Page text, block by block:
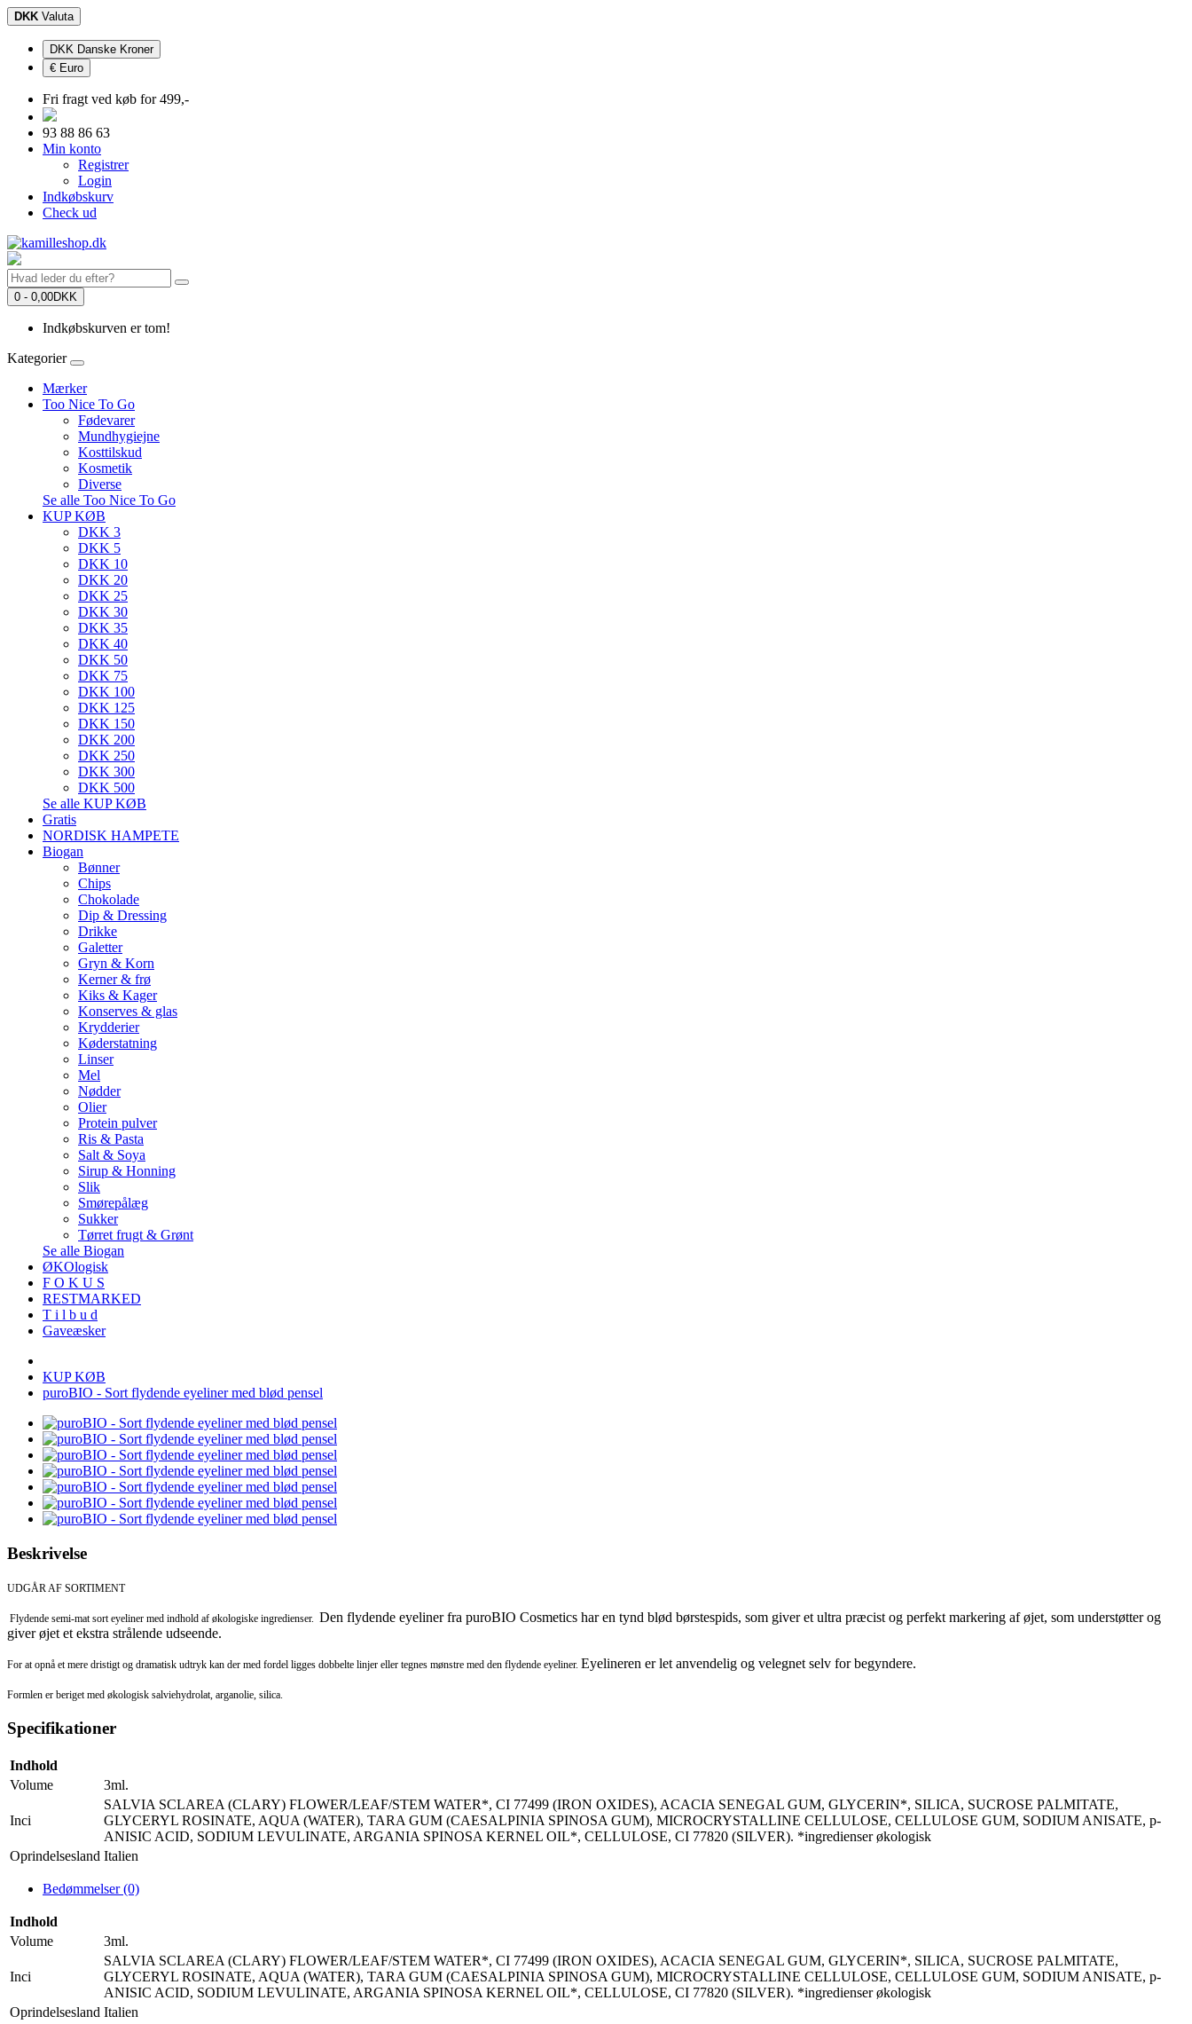
DKK Valuta
DKK Danske Kroner
€ Euro
Fri fragt ved køb for 499,-
93 88 86 63
Min konto
Registrer
Login
Indkøbskurv
Check ud
0 - 0,00DKK
Indkøbskurven er tom!
Kategorier
Mærker
Too Nice To Go
Fødevarer
Mundhygiejne
Kosttilskud
Kosmetik
Diverse
Se alle Too Nice To Go
KUP KØB
DKK 3
DKK 5
DKK 10
DKK 20
DKK 25
DKK 30
DKK 35
DKK 40
DKK 50
DKK 75
DKK 100
DKK 125
DKK 150
DKK 200
DKK 250
DKK 300
DKK 500
Se alle KUP KØB
Gratis
NORDISK HAMPETE
Biogan
Bønner
Chips
Chokolade
Dip & Dressing
Drikke
Galetter
Gryn & Korn
Kerner & frø
Kiks & Kager
Konserves & glas
Krydderier
Køderstatning
Linser
Mel
Nødder
Olier
Protein pulver
Ris & Pasta
Salt & Soya
Sirup & Honning
Slik
Smørepålæg
Sukker
Tørret frugt & Grønt
Se alle Biogan
ØKOlogisk
F O K U S
RESTMARKED
T i l b u d
Gaveæsker
KUP KØB
puroBIO - Sort flydende eyeliner med blød pensel
Beskrivelse
UDGÅR AF SORTIMENT
Flydende semi-mat sort eyeliner med indhold af økologiske ingredienser. Den flydende eyeliner fra puroBIO Cosmetics har en tynd blød børstespids, som giver et ultra præcist og perfekt markering af øjet, som understøtter og
giver øjet et ekstra strålende udseende.
For at opnå et mere dristigt og dramatisk udtryk kan der med fordel ligges dobbelte linjer eller tegnes mønstre med den flydende eyeliner. Eyelineren er let anvendelig og velegnet selv for begyndere.
Formlen er beriget med økologisk salviehydrolat, arganolie, silica.
Specifikationer
Indhold
Volume
3ml.
Inci
SALVIA SCLAREA (CLARY) FLOWER/LEAF/STEM WATER*, CI 77499 (IRON OXIDES), ACACIA SENEGAL GUM, GLYCERIN*, SILICA, SUCROSE PALMITATE,
GLYCERYL ROSINATE, AQUA (WATER), TARA GUM (CAESALPINIA SPINOSA GUM), MICROCRYSTALLINE CELLULOSE, CELLULOSE GUM, SODIUM ANISATE, p-
ANISIC ACID, SODIUM LEVULINATE, ARGANIA SPINOSA KERNEL OIL*, CELLULOSE, CI 77820 (SILVER). *ingredienser økologisk
Oprindelsesland Italien
Bedømmelser (0)
Indhold
Volume
3ml.
Inci
SALVIA SCLAREA (CLARY) FLOWER/LEAF/STEM WATER*, CI 77499 (IRON OXIDES), ACACIA SENEGAL GUM, GLYCERIN*, SILICA, SUCROSE PALMITATE,
GLYCERYL ROSINATE, AQUA (WATER), TARA GUM (CAESALPINIA SPINOSA GUM), MICROCRYSTALLINE CELLULOSE, CELLULOSE GUM, SODIUM ANISATE, p-
ANISIC ACID, SODIUM LEVULINATE, ARGANIA SPINOSA KERNEL OIL*, CELLULOSE, CI 77820 (SILVER). *ingredienser økologisk
Oprindelsesland Italien